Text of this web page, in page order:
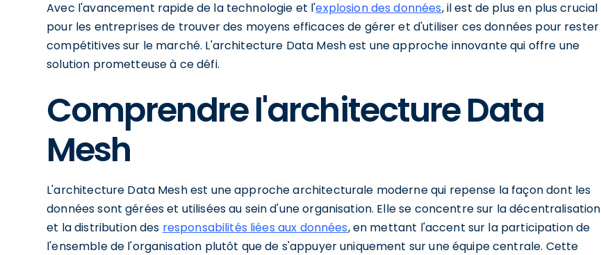
Avec l'avancement rapide de la technologie et l'explosion des données, il est de plus en plus crucial
pour les entreprises de trouver des moyens efficaces de gérer et d'utiliser ces données pour rester
compétitives sur le marché. L'architecture Data Mesh est une approche innovante qui offre une
solution prometteuse à ce défi.
Comprendre l'architecture Data
Mesh
L'architecture Data Mesh est une approche architecturale moderne qui repense la façon dont les
données sont gérées et utilisées au sein d'une organisation. Elle se concentre sur la décentralisation
et la distribution des responsabilités liées aux données, en mettant l'accent sur la participation de
l'ensemble de l'organisation plutôt que de s'appuyer uniquement sur une équipe centrale. Cette